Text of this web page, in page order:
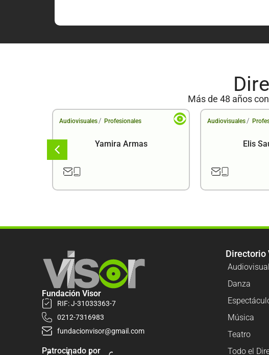
Más de 48 años
Audiovisuales / Profesionales
Yamira Armas
Audiovisuales /
Elis
Fundación Visor
RIF: J-31033363-7
0212-7316983
fundacionvisor@gmail.com
Patrocinado por
Directorio
Danza
Música
Teatro
Todo el